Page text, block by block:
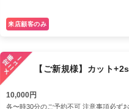
来店顧客のみ
【ご新規様】カット
10,000円
各〜時30分のご予約不可 注意事項必ずお